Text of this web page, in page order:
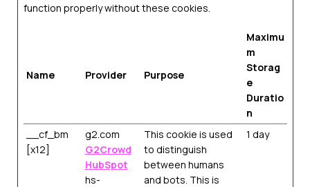
function properly without these cookies.
Name Provider Purpose
Maximu
m
Storag
e
Duratio
n
__cf_bm
[x12]
g2.com
G2Crowd
HubSpot
hs-
This cookie is used
to distinguish
between humans
and bots. This is
1 day